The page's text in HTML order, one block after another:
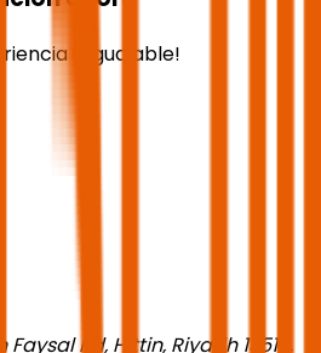
inigualable!
Rd, Hittin, Riyadh 13518,